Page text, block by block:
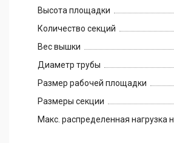
Высота площадки
Количество секций
Вес вышки
Диаметр трубы
Размер рабочей площадки
Размеры секции
Макс. распределенная нагрузка